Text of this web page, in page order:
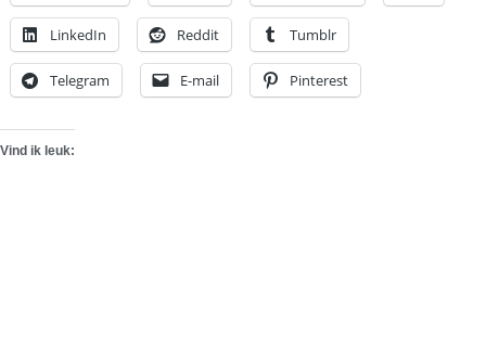
LinkedIn Reddit Tumblr
Telegram E-mail Pinterest
Vind ik leuk: